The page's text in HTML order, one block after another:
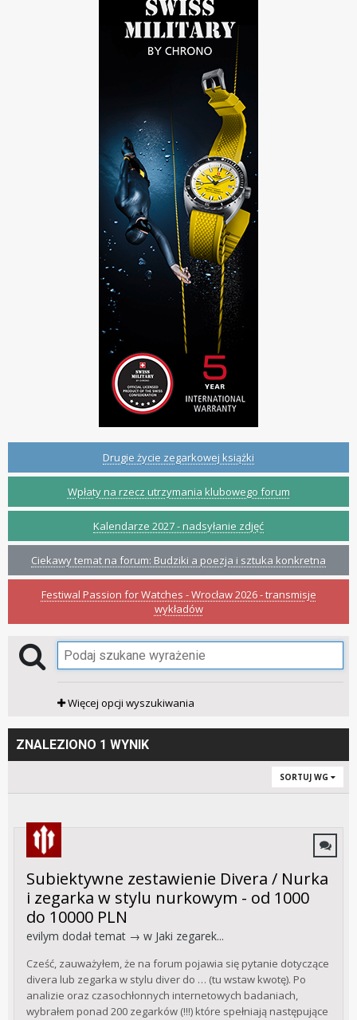
Drugie życie zegarkowej książki
Wpłaty na rzecz utrzymania klubowego forum
Kalendarze 2027 - nadsyłanie zdjęć
Ciekawy temat na forum: Budziki a poezja i sztuka konkretna
Festiwal Passion for Watches - Wrocław 2026 - transmisje
wykładów
Więcej opcji wyszukiwania
ZNALEZIONO 1 WYNIK
SORTUJ WG
Subiektywne zestawienie Divera / Nurka
i zegarka w stylu nurkowym - od 1000
do 10000 PLN
evilym dodał temat → w Jaki zegarek...
Cześć, zauważyłem, że na forum pojawia się pytanie dotyczące
divera lub zegarka w stylu diver do … (tu wstaw kwotę). Po
analizie oraz czasochłonnych internetowych badaniach,
wybrałem ponad 200 zegarków (!!!) które spełniają następujące